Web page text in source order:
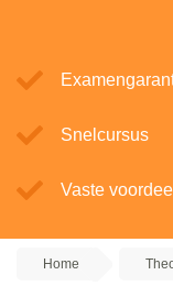
Snelcursus
Vaste
Home